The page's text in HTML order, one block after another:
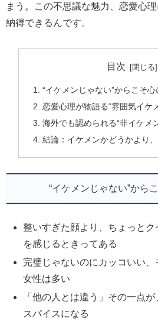
まう。この不思議な魅力、恋愛心
納得できるんです。
目次
“イケメンじゃない”からこそ心
恋愛心理が物語る“雰囲気イケ
海外でも認められる“非イケメ
結論：イケメンかどうかより
“イケメンじゃない”から
整いすぎた顔より、ちょっと
を感じるときってある
完璧じゃないのにカッコいい
女性は多い
「他の人とは違う」その一点
スパイスになる